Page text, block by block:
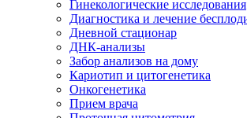
Гинекологические исследования
Диагностика и лечение
Дневной стационар
ДНК-анализы
Забор анализов на дому
Кариотип и цитогенетика
Онкогенетика
Прием врача